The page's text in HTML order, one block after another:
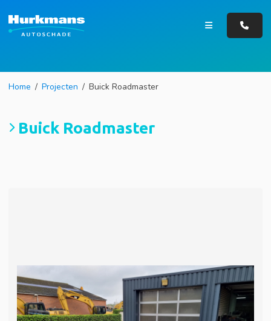
Home Projecten Buick Roadmaster
Buick Roadmaster